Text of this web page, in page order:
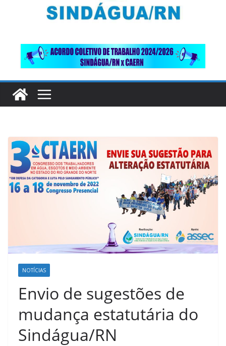
NOTÍCIAS
Envio de sugestões de
mudança estatutária do
Sindágua/RN